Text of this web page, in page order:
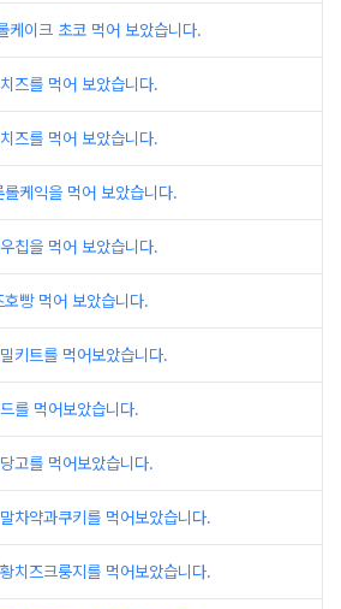
케이크 초코 먹어 보았습니다.
즈를 먹어 보았습니다.
즈를 먹어 보았습니다.
롤케익을 먹어 보았습니다.
칩을 먹어 보았습니다.
호빵 먹어 보았습니다.
키트를 먹어보았습니다.
를 먹어보았습니다.
고를 먹어보았습니다.
차약과쿠키를 먹어보았습니다.
치즈크룽지를 먹어보았습니다.